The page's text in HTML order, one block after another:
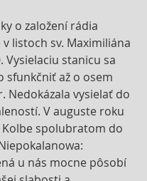
o založení rádia
listoch sv. Maximiliána
Vysielaciu stanicu sa
sfunkčniť až o osem
Nedokázala vysielať do
V auguste roku
Kolbe spolubratom do
u nás mocne pôsobí